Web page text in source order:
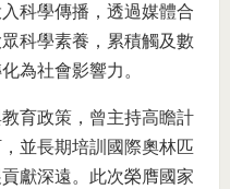
科學傳播，透過媒體合
科學素養，累積觸及數
為社會影響力。
育政策，曾主持高瞻計
並長期培訓國際奧林匹
獻深遠。此次榮膺國家